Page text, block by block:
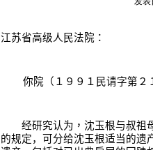
江苏省高级人民法院：
你院（１９９１民请字第２１
经研究认为，沈玉根与叔祖母
的规定，可分给沈玉根适当的遗